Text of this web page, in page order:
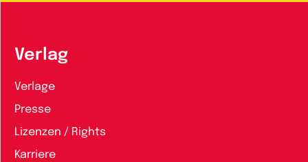
Verlag
Verlage
Presse
Lizenzen / Rights
Karriere